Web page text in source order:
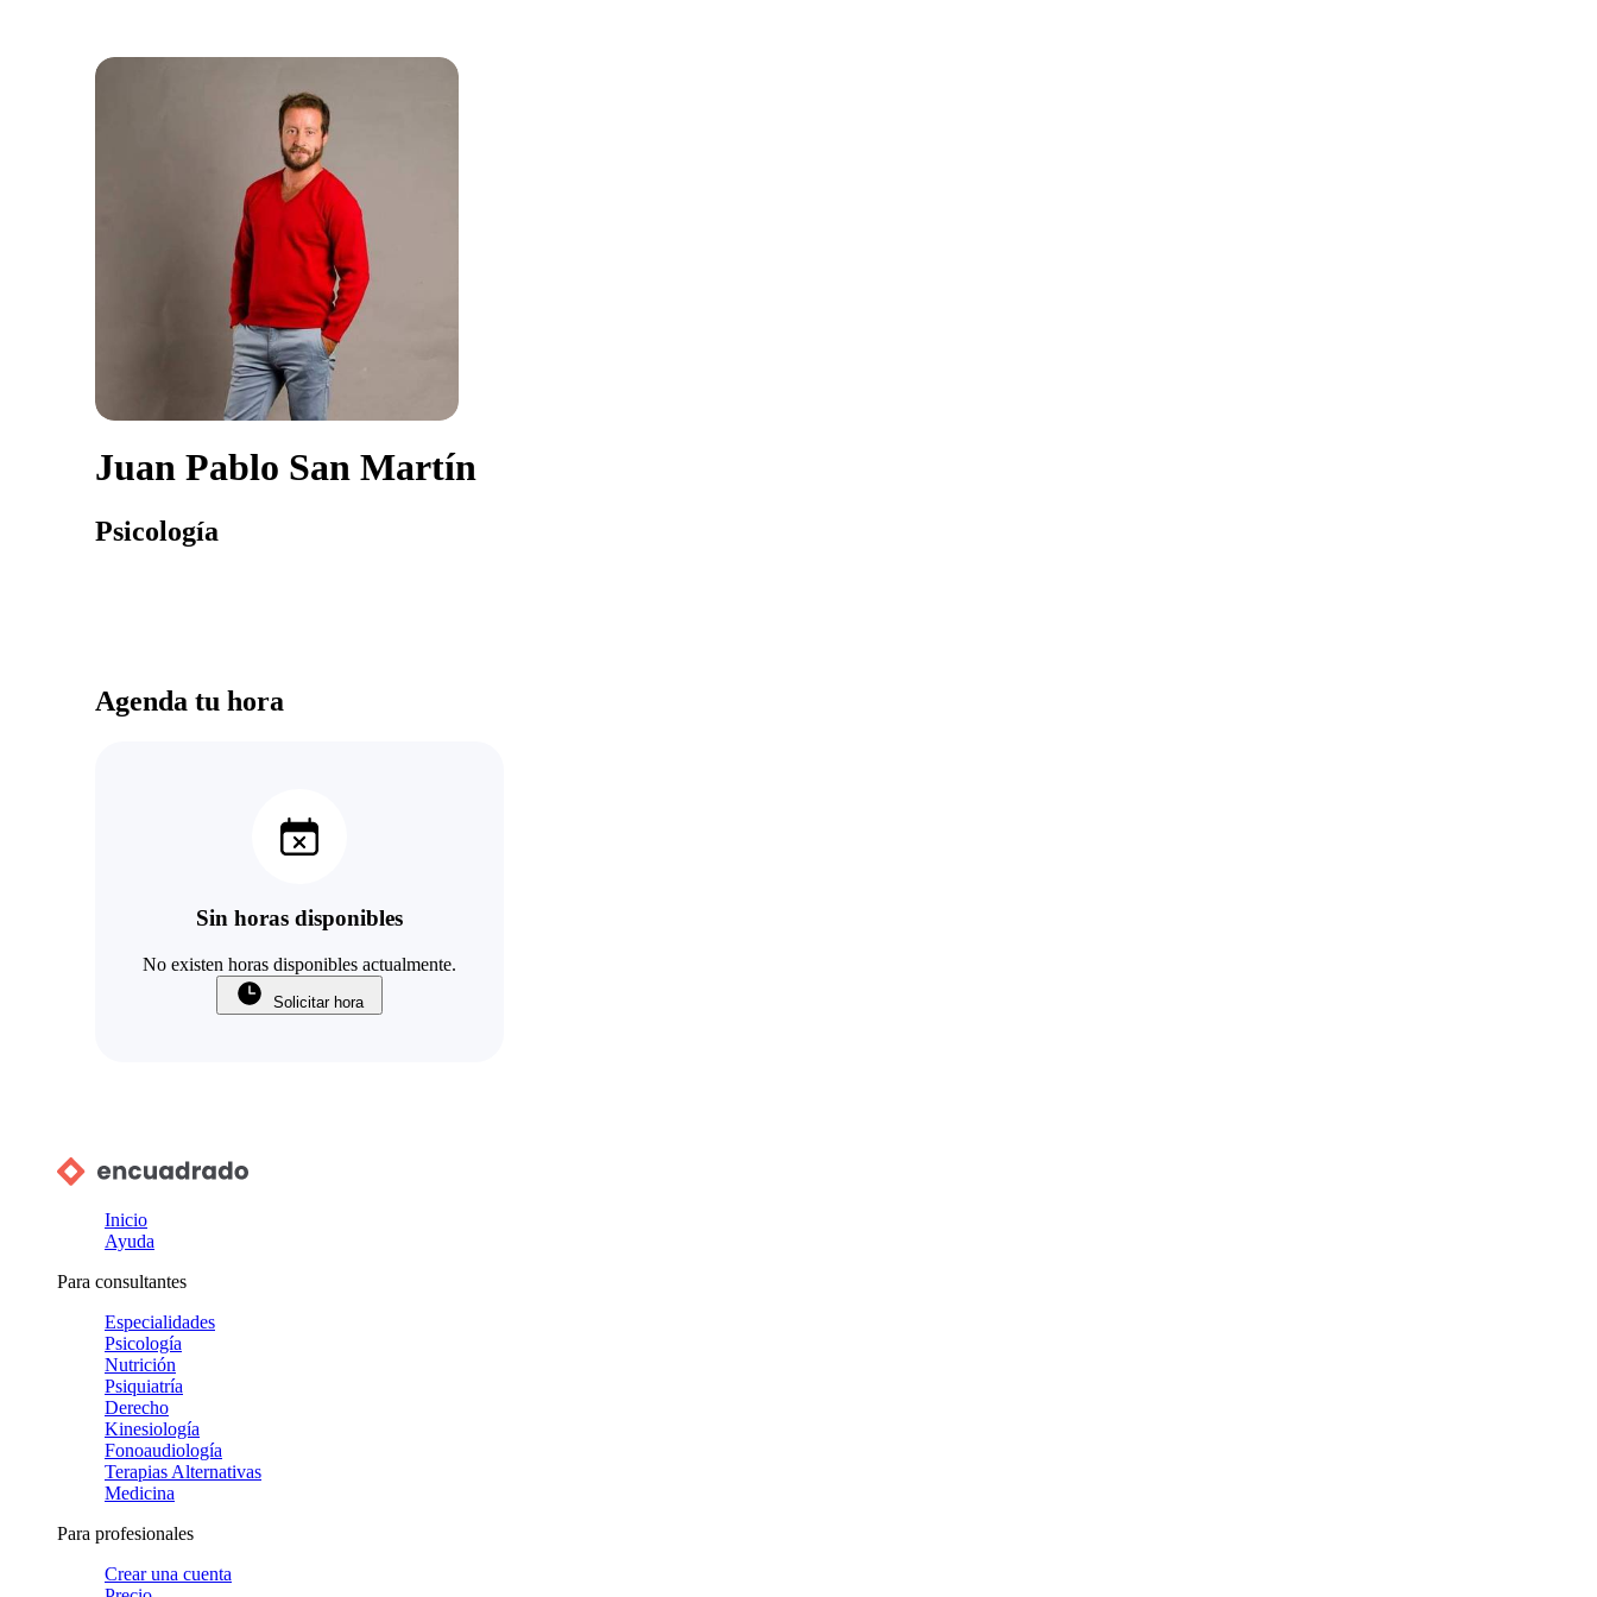
Juan Pablo San Martín
Psicología
Agenda tu hora
Sin horas disponibles
No existen horas disponibles actualmente.
Solicitar hora
Inicio
Ayuda
Para consultantes
Especialidades
Psicología
Nutrición
Psiquiatría
Derecho
Kinesiología
Fonoaudiología
Terapias Alternativas
Medicina
Para profesionales
Crear una cuenta